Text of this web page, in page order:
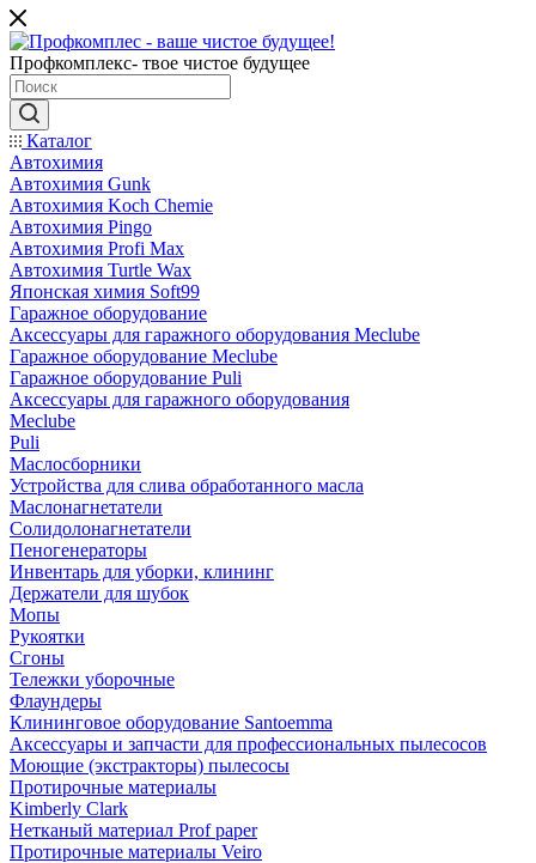
Профкомплекс- твое чистое будущее
Каталог
Автохимия
Автохимия Gunk
Автохимия Koch Chemie
Автохимия Pingo
Автохимия Profi Max
Автохимия Turtle Wax
Японская химия Soft99
Гаражное оборудование
Аксессуары для гаражного оборудования Meclube
Гаражное оборудование Meclube
Гаражное оборудование Puli
Аксессуары для гаражного оборудования
Meclube
Puli
Маслосборники
Устройства для слива обработанного масла
Маслонагнетатели
Солидолонагнетатели
Пеногенераторы
Инвентарь для уборки, клининг
Держатели для шубок
Мопы
Рукоятки
Сгоны
Тележки уборочные
Флаундеры
Клининговое оборудование Santoemma
Аксессуары и запчасти для профессиональных пылесосов
Моющие (экстракторы) пылесосы
Протирочные материалы
Kimberly Clark
Нетканый материал Prof paper
Протирочные материалы Veiro